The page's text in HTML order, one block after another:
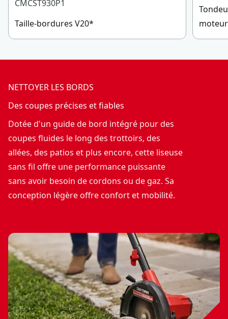
CMCST930P1
Taille-bordures V20*
NETTOYER LES BORDS
Des coupes précises et fiables
Dotée d'un guide de bord intégré pour des
coupes fluides le long des trottoirs, des
allées, des patios et plus encore, cette liseuse
sans fil offre une performance puissante
sans avoir besoin de cordons ou de gaz. Sa
conception légère offre confort et mobilité.